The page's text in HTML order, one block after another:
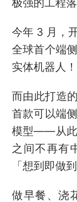
极强的工程落
今年 3 月，
全球首个端
实体机器人！
而由此打造
首款可以端
模型——从此
之间不再有
「想到即做到
做早餐、浇